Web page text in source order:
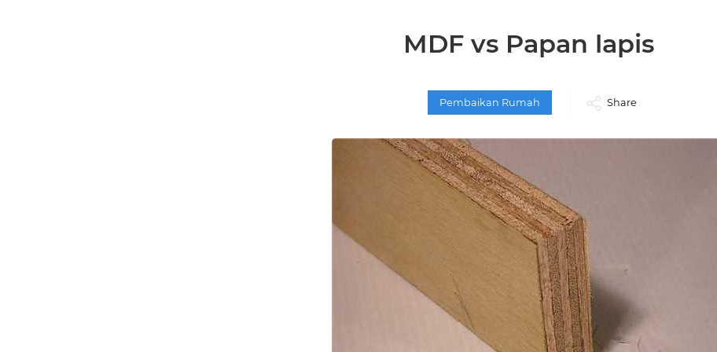
MDF vs Papan lapis
Pembaikan Rumah Share